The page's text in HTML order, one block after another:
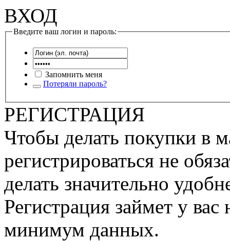
ВХОД
Введите ваш логин и пароль:
Запомнить меня
Потеряли пароль?
РЕГИСТРАЦИЯ
Чтобы делать покупки в
регистрироваться не
делать значительно
Регистрация займет у
минимум данных.